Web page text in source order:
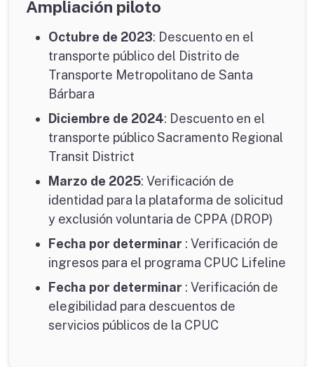
Ampliación piloto
Octubre de 2023: Descuento en el
transporte público del Distrito de
Transporte Metropolitano de Santa
Bárbara
Diciembre de 2024: Descuento en el
transporte público Sacramento Regional
Transit District
Marzo de 2025: Verificación de
identidad para la plataforma de solicitud
y exclusión voluntaria de CPPA (DROP)
Fecha por determinar : Verificación de
ingresos para el programa CPUC Lifeline
Fecha por determinar : Verificación de
elegibilidad para descuentos de
servicios públicos de la CPUC